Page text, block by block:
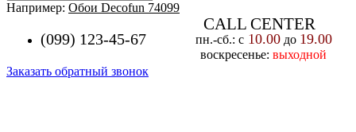
Например: Обои Decofun 74099
(099) 123-45-67
CALL CENTER
пн.-cб.: с10.00до 19.00
воскресенье: выходной
Заказать обратный звонок